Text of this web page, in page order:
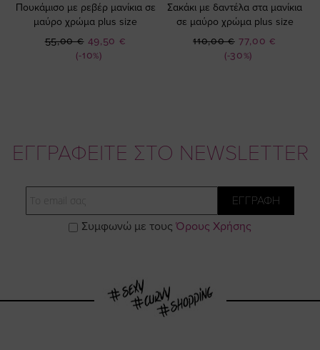
Πουκάμισο με ρεβέρ μανίκια σε
μαύρο χρώμα plus size
(-10%)
Ειδική
Τιμή
49,50 €
55,00 €
Σακάκι με δαντέλα στα μανίκια
σε μαύρο χρώμα plus size
(-30%)
Ειδική
Τιμή
77,00 €
110,00 €
ΕΓΓΡΑΦΕΙΤΕ ΣΤΟ NEWSLETTER
ΕΓΓΡΑΦΗ
Συμφωνώ με τους Όρους Χρήσης